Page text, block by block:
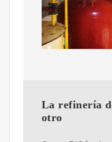
La refinería
otro